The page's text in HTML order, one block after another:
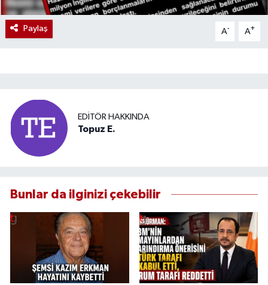
Paylaş A- A+
EDITÖR HAKKINDA
Topuz E.
Bunlar da ilginizi çekebilir